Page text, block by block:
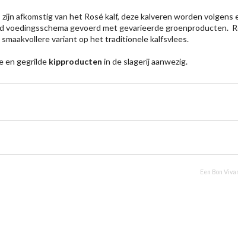
zijn afkomstig van het Rosé kalf, deze kalveren worden volgens
voedingsschema gevoerd met gevarieerde groenproducten.
variant op het traditionele kalfsvlees.
en gegrilde kipproducten in de slagerij aanwezig.
Een Bon